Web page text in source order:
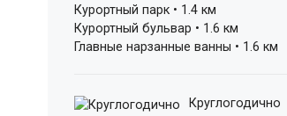
Курортный парк • 1.4 км
Курортный бульвар • 1.6 км
Главные нарзанные ванны • 1.6 км
Круглогодично